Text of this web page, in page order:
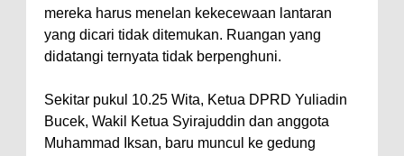
Wakil Wali Kota Bima
Konsultasikan Usulan Inpres
Jalan Daerah 2026 dan
Persiapan DAK 2027 ke BPJN
NTB
Wali Kota Tekankan Disiplin ASN
mereka harus menelan kekecewaan lantaran
yang dicari tidak ditemukan. Ruangan yang
didatangi ternyata tidak berpenghuni.
Sekitar pukul 10.25 Wita, Ketua DPRD Yuliadin
Bucek, Wakil Ketua Syirajuddin dan anggota
Muhammad Iksan, baru muncul ke gedung